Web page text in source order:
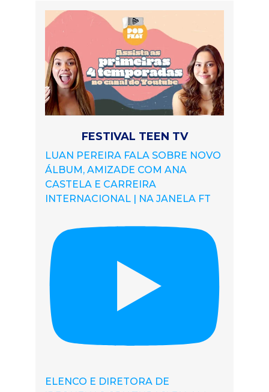
FESTIVAL TEEN TV
LUAN PEREIRA FALA SOBRE NOVO
ÁLBUM, AMIZADE COM ANA
CASTELA E CARREIRA
INTERNACIONAL | NA JANELA FT
ELENCO E DIRETORA DE